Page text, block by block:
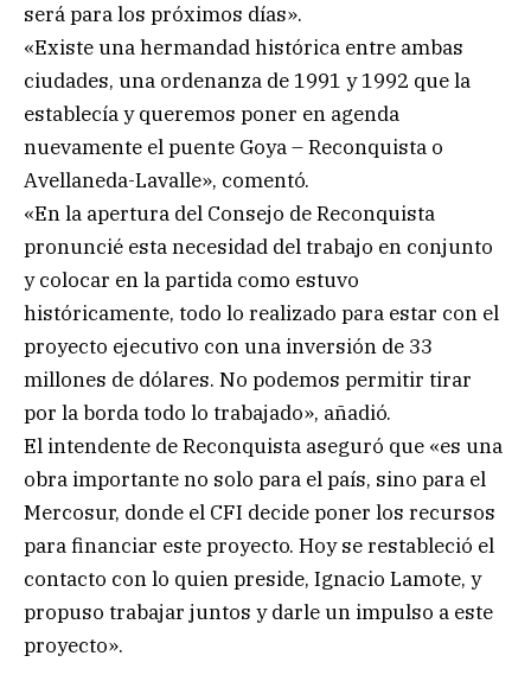
será para los próximos días».
«Existe una hermandad histórica entre ambas
ciudades, una ordenanza de 1991 y 1992 que la
establecía y queremos poner en agenda
nuevamente el puente Goya – Reconquista o
Avellaneda-Lavalle», comentó.
«En la apertura del Consejo de Reconquista
pronuncié esta necesidad del trabajo en conjunto
y colocar en la partida como estuvo
históricamente, todo lo realizado para estar con el
proyecto ejecutivo con una inversión de 33
millones de dólares. No podemos permitir tirar
por la borda todo lo trabajado», añadió.
El intendente de Reconquista aseguró que «es una
obra importante no solo para el país, sino para el
Mercosur, donde el CFI decide poner los recursos
para financiar este proyecto. Hoy se restableció el
contacto con lo quien preside, Ignacio Lamote, y
propuso trabajar juntos y darle un impulso a este
proyecto».